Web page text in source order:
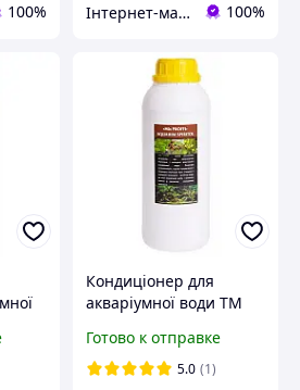
100% Інтернет-магазин "Aquahim Spiritol" 100%
Кондиціонер для
акваріумної води TM
Proffi, 1л.
Готово к отправке
5.0 (1)